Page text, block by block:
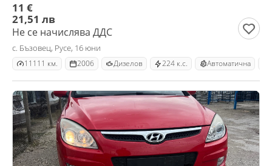
11 €
21,51 лв
Не се начислява ДДС
с. Бъзовец, Русе, 16 юни
11111 км. 2006 Дизелов 224 к.с. Автоматична